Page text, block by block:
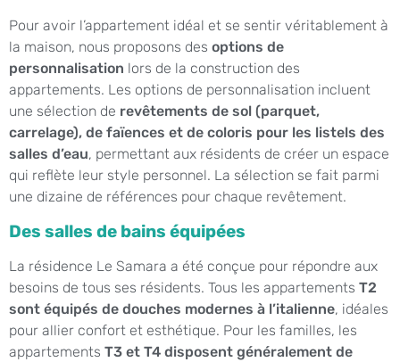
Pour avoir l’appartement idéal et se sentir véritablement à
la maison, nous proposons des options de
personnalisation lors de la construction des
appartements. Les options de personnalisation incluent
une sélection de revêtements de sol (parquet,
carrelage), de faïences et de coloris pour les listels des
salles d’eau, permettant aux résidents de créer un espace
qui reflète leur style personnel. La sélection se fait parmi
une dizaine de références pour chaque revêtement.
Des salles de bains équipées
La résidence Le Samara a été conçue pour répondre aux
besoins de tous ses résidents. Tous les appartements T2
sont équipés de douches modernes à l’italienne, idéales
pour allier confort et esthétique. Pour les familles, les
appartements T3 et T4 disposent généralement de